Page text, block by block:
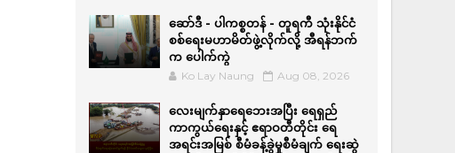
ဆော်ဒီ - ပါကစ္စတန် - တူရကီ သုံးနိုင်ငံ
စစ်ရေးမဟာမိတ်ဖွဲ့လိုက်လို့ အီရန်ဘက်
က ပေါက်ကွဲ
Ko Lay Naung Aug 08, 2026
လေးမျက်နှာရေဘေးအပြီး ရေရှည်
ကာကွယ်ရေးနှင့် ဧရာဝတီတိုင်း ရေ
အရင်းအမြစ် စီမံခန့်ခွဲမှုစီမံချက် ရေးဆွဲ